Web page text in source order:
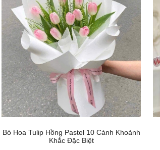
Bó Hoa Tulip Hồng Pastel 10 Cành Khoảnh
Khắc Đặc Biệt